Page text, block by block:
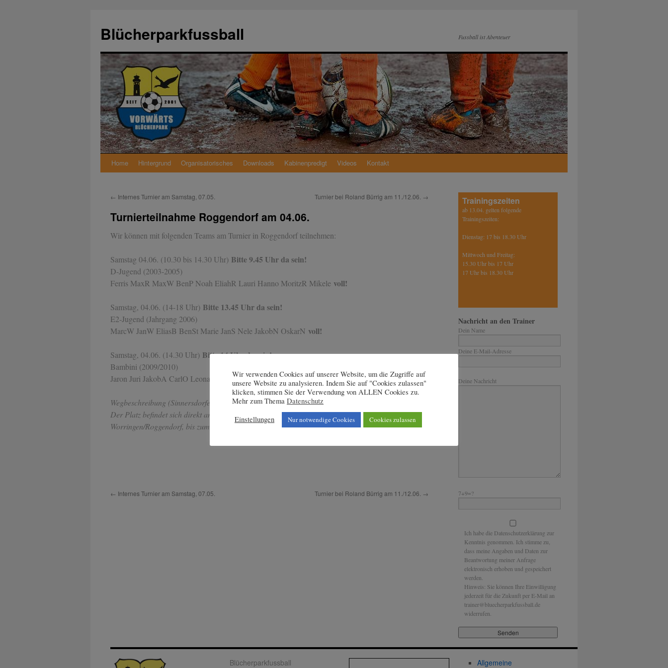
springen
Blücherparkfussball Fussball ist Abenteuer
Home Hintergrund Organisatorisches Downloads Kabinenpredigt Videos Kontakt
← Internes Turnier am Samstag, 07.05. Turnier bei Roland Bürrig am 11./12.06. →
Turnierteilnahme Roggendorf am 04.06.
Wir können mit folgenden Teams am Turnier in Roggendorf teilnehmen:
Samstag 04.06. (10.30 bis 14.30 Uhr) Bitte 9.45 Uhr da sein!
D-Jugend (2003-2005)
Ferris MaxR MaxW BenP Noah EliahR Lauri Hanno MoritzR Mikele voll!
Samstag, 04.06. (14-18 Uhr) Bitte 13.45 Uhr da sein!
E2-Jugend (Jahrgang 2006)
MarcW JanW EliasB BenSt Marie JanS Nele JakobN OskarN voll!
Samstag, 04.06. (14.30 Uhr) Bitte 14 Uhr da sein!
Bambini (2009/2010)
Jaron Juri JakobA CarlO Leonardo Mathis Finn Adrian
Wegbeschreibung (Sinnersdorfer Str 196):
Der Platz befindet sich direkt an der Autobahnausfahrt Worringen der A 57 Richtung
Worringen/Roggendorf, bis zum Kreisverkehr, erste rechts, nächste Kreuzung wieder rechts.
← Internes Turnier am Samstag, 07.05. Turnier bei Roland Bürrig am 11./12.06. →
Trainingszeiten
ab 13.04. gelten folgende
Trainingszeiten:
Dienstag: 17 bis 18.30 Uhr
Mittwoch und Freitag:
15.30 Uhr bis 17 Uhr
17 Uhr bis 18.30 Uhr
Nachricht an den Trainer
Dein Name
Deine E-Mail-Adresse
Deine Nachricht
7+9=?
Ich habe die Datenschutzerklärung zur
Kenntnis genommen. Ich stimme zu,
dass meine Angaben und Daten zur
Beantwortung meiner Anfrage
elektronisch erhoben und gespeichert
werden.
Hinweis: Sie können Ihre Einwilligung
jederzeit für die Zukunft per E-Mail an
trainer@bluecherparkfussball.de
widerrufen.
Blücherparkfussball
Allgemeine
Wir verwenden Cookies auf unserer Website, um die Zugriffe auf
unsere Website zu analysieren. Indem Sie auf "Cookies zulassen"
klicken, stimmen Sie der Verwendung von ALLEN Cookies zu.
Mehr zum Thema Datenschutz
Einstellungen
Nur notwendige Cookies Cookies zulassen